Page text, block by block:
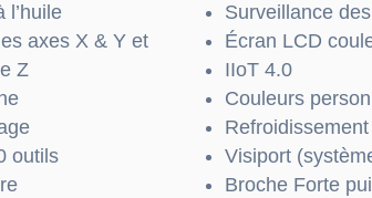
l’huile
axes X & Y et
Z
outils
Surveillance
Écran LCD
IIoT 4.0
Couleurs
Refroidissement
Visiport
Broche Forte